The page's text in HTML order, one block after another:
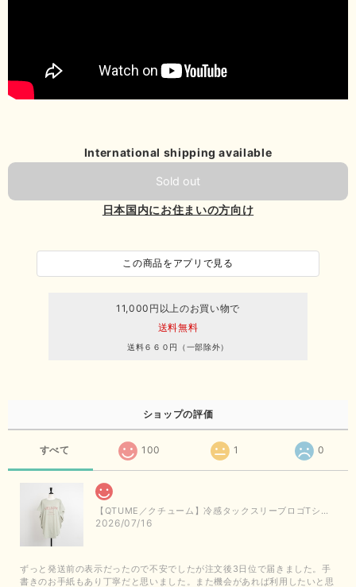
International shipping available
Sold out
日本国内にお住まいの方向け
この商品をアプリで見る
11,000円以上のお買い物で
送料無料
送料６６０円（一部除外）
ショップの評価
すべて 100 1 0
【QTUME／クチューム】冷感タックスリーブロゴTシャツ（ライトグレー）
2026/07/16
ずっと発送前の表示だったので不安でしたが注文後3日位で届きました。手
書きのお手紙もあり丁寧だと思いました。また機会があれば利用したいと思